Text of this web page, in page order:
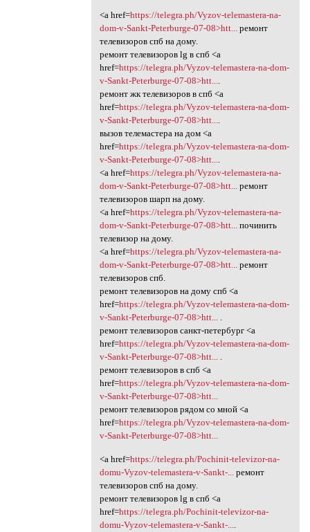
<a href=https://telegra.ph/Vyzov-telemastera-na-
dom-v-Sankt-Peterburge-07-08>htt...
ремонт
телевизоров спб на дому.
ремонт телевизоров lg в спб <a
href=https://telegra.ph/Vyzov-telemastera-na-dom-
v-Sankt-Peterburge-07-08>htt...
ремонт жк телевизоров в спб <a
href=https://telegra.ph/Vyzov-telemastera-na-dom-
v-Sankt-Peterburge-07-08>htt...
вызов телемастера на дом <a
href=https://telegra.ph/Vyzov-telemastera-na-dom-
v-Sankt-Peterburge-07-08>htt...
<a href=https://telegra.ph/Vyzov-telemastera-na-
dom-v-Sankt-Peterburge-07-08>htt...
ремонт
телевизоров шарп на дому.
<a href=https://telegra.ph/Vyzov-telemastera-na-
dom-v-Sankt-Peterburge-07-08>htt...
починить
телевизор на дому.
<a href=https://telegra.ph/Vyzov-telemastera-na-
dom-v-Sankt-Peterburge-07-08>htt...
ремонт
телевизоров спб.
ремонт телевизоров на дому спб <a
href=https://telegra.ph/Vyzov-telemastera-na-dom-
v-Sankt-Peterburge-07-08>htt...
ремонт телевизоров санкт-петербург <a
href=https://telegra.ph/Vyzov-telemastera-na-dom-
v-Sankt-Peterburge-07-08>htt...
ремонт телевизоров в спб <a
href=https://telegra.ph/Vyzov-telemastera-na-dom-
v-Sankt-Peterburge-07-08>htt...
ремонт телевизоров рядом со мной <a
href=https://telegra.ph/Vyzov-telemastera-na-dom-
v-Sankt-Peterburge-07-08>htt...
<a href=https://telegra.ph/Pochinit-televizor-na-
domu-Vyzov-telemastera-v-Sankt-...ремонт
телевизоров спб на дому.
ремонт телевизоров lg в спб <a
href=https://telegra.ph/Pochinit-televizor-na-
domu-Vyzov-telemastera-v-Sankt-....